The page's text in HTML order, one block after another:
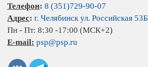
Телефон: 8 (351)729-90-07
Адрес: г. Челябинск ул. Российская 53Б
Пн - Пт: 8:30 -17:00 (МСК+2)
E-mail: psp@psp.ru